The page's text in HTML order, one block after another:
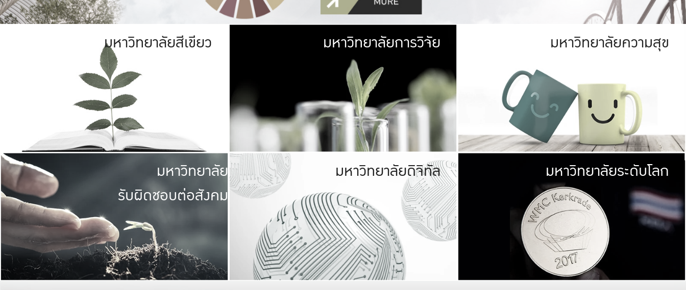
มหาวิทยาลัยสีเขียว มหาวิทยาลัย
เกษตรศาสตร์ มีพื้นที่เขียวสดใส หนาแน่น
เป็นป่าในเมือง (URBAN FOREST)
เกษตรในเมือง (URBAN AGRICULTURE)
ที่นับรวมกันได้ประมาณ 1,400 ไร่
มหาวิทยาลัยการวิจัย มหาวิทยาลัย
ให้กับประชาชน
มหาวิทยาลัยความสุข
มหาวิทยาลัย
รับผิดชอบต่อสังคม
มหาวิทยาลัยรับผิดชอบต่อสังคม
ร่วมมือกับชุมชน เพื่อความกินดีอยู่ดี
และความสุขอย่างยั่งยืน
มองปัญหาในภาพกว้าง
แก้ไขจากปัญหาจุดเล็กๆ
มหาวิทยาลัยดิจิทัล มหาวิทยา
พร้อมที่จ
และผลักดันในการใช้ระบบส
เพื่อการทำงานแ
มหาวิทยาลัยระดับโลก